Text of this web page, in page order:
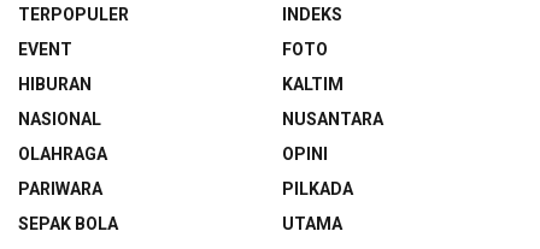
TERPOPULER
INDEKS
EVENT
FOTO
HIBURAN
KALTIM
NASIONAL
NUSANTARA
OLAHRAGA
OPINI
PARIWARA
PILKADA
SEPAK BOLA
UTAMA